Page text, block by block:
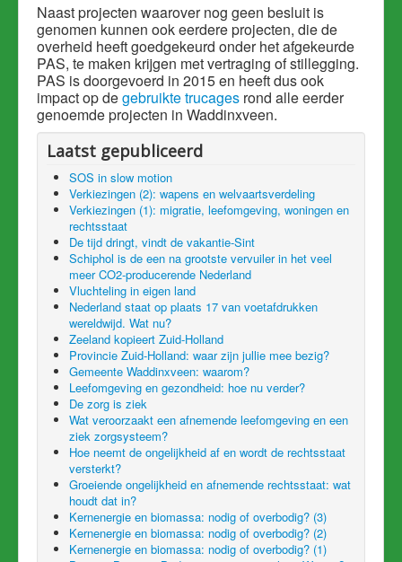
Naast projecten waarover nog geen besluit is
genomen kunnen ook eerdere projecten, die de
overheid heeft goedgekeurd onder het afgekeurde
PAS, te maken krijgen met vertraging of stillegging.
PAS is doorgevoerd in 2015 en heeft dus ook
impact op degebruikte trucages rond alle eerder
genoemde projecten in Waddinxveen.
Laatst gepubliceerd
SOS in slow motion
Verkiezingen (2): wapens en welvaartsverdeling
Verkiezingen (1): migratie, leefomgeving, woningen en
rechtsstaat
De tijd dringt, vindt de vakantie-Sint
Schiphol is de een na grootste vervuiler in het veel
meer CO2-producerende Nederland
Vluchteling in eigen land
Nederland staat op plaats 17 van voetafdrukken
wereldwijd. Wat nu?
Zeeland kopieert Zuid-Holland
Provincie Zuid-Holland: waar zijn jullie mee bezig?
Gemeente Waddinxveen: waarom?
Leefomgeving en gezondheid: hoe nu verder?
De zorg is ziek
Wat veroorzaakt een afnemende leefomgeving en een
ziek zorgsysteem?
Hoe neemt de ongelijkheid af en wordt de rechtsstaat
versterkt?
Groeiende ongelijkheid en afnemende rechtsstaat: wat
houdt dat in?
Kernenergie en biomassa: nodig of overbodig? (3)
Kernenergie en biomassa: nodig of overbodig? (2)
Kernenergie en biomassa: nodig of overbodig? (1)